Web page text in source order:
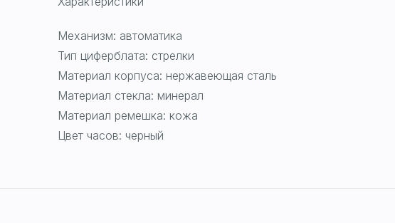
Механизм: автоматика
Тип циферблата: стрелки
Материал корпуса: нержавеющая сталь
Материал стекла: минерал
Материал ремешка: кожа
Цвет часов: черный